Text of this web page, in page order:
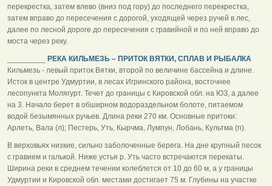
перекрестка, затем влево (вниз под гору) до последнего перекрестка,
затем вправо до пересечения с дорогой, уходящей через ручей в лес,
далее по лесной дороге до пересечения с гравийной и по ней вправо до
моста через реку.
РЕКА КИЛЬМЕЗЬ – ПРИТОК ВЯТКИ, СПЛАВ И РЫБАЛКА
Кильмезь - левый приток Вятки, второй по величине бассейна и длине.
Исток в центре Удмуртии, в лесах Игринского района, восточнее
лесопункта Молягурт. Течет до границы с Кировской обл. на ЮЗ, а далее
на 3. Начало берет в обширном водораздельном болоте, питаемом
водой безымянных ручьев. Длина реки 270 км. Основные притоки:
Арлеть, Вала (л); Пестерь, Уть, Кырчма, Лумпун, Лобань, Культма (п).
В верховьях низкие, сильно заболоченные берега. На дне крупный песок
с гравием и галькой. Ниже устья р. Уть часто встречаются перекаты.
Ширина реки в среднем течении колеблется от 10 до 60 м, а у границы
Удмуртии и Кировской обл. местами достигает 75 м. Глубины на участке